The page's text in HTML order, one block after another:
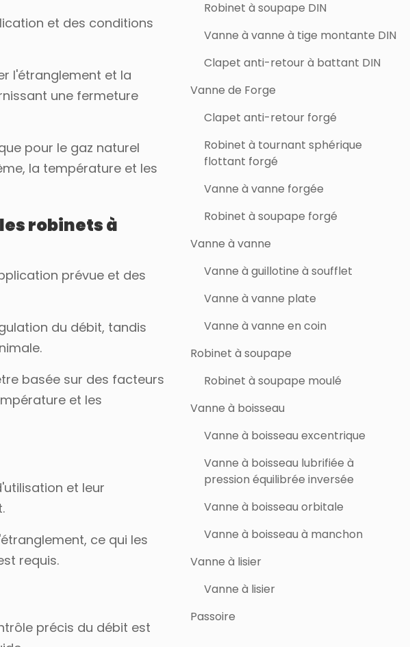
et des conditions
l'étranglement et la
une fermeture
pour le gaz naturel
la température et les
robinets à
prévue et des
du débit, tandis
basée sur des facteurs
et les
et leur
ce qui les
requis.
précis du débit est
Robinet à soupape DIN
Vanne à vanne à tige montante DIN
Clapet anti-retour à battant DIN
Vanne de Forge
Clapet anti-retour forgé
Robinet à tournant sphérique
flottant forgé
Vanne à vanne forgée
Robinet à soupape forgé
Vanne à vanne
Vanne à guillotine à soufflet
Vanne à vanne plate
Vanne à vanne en coin
Robinet à soupape
Robinet à soupape moulé
Vanne à boisseau
Vanne à boisseau excentrique
Vanne à boisseau lubrifiée à
pression équilibrée inversée
Vanne à boisseau orbitale
Vanne à boisseau à manchon
Vanne à lisier
Vanne à lisier
Passoire